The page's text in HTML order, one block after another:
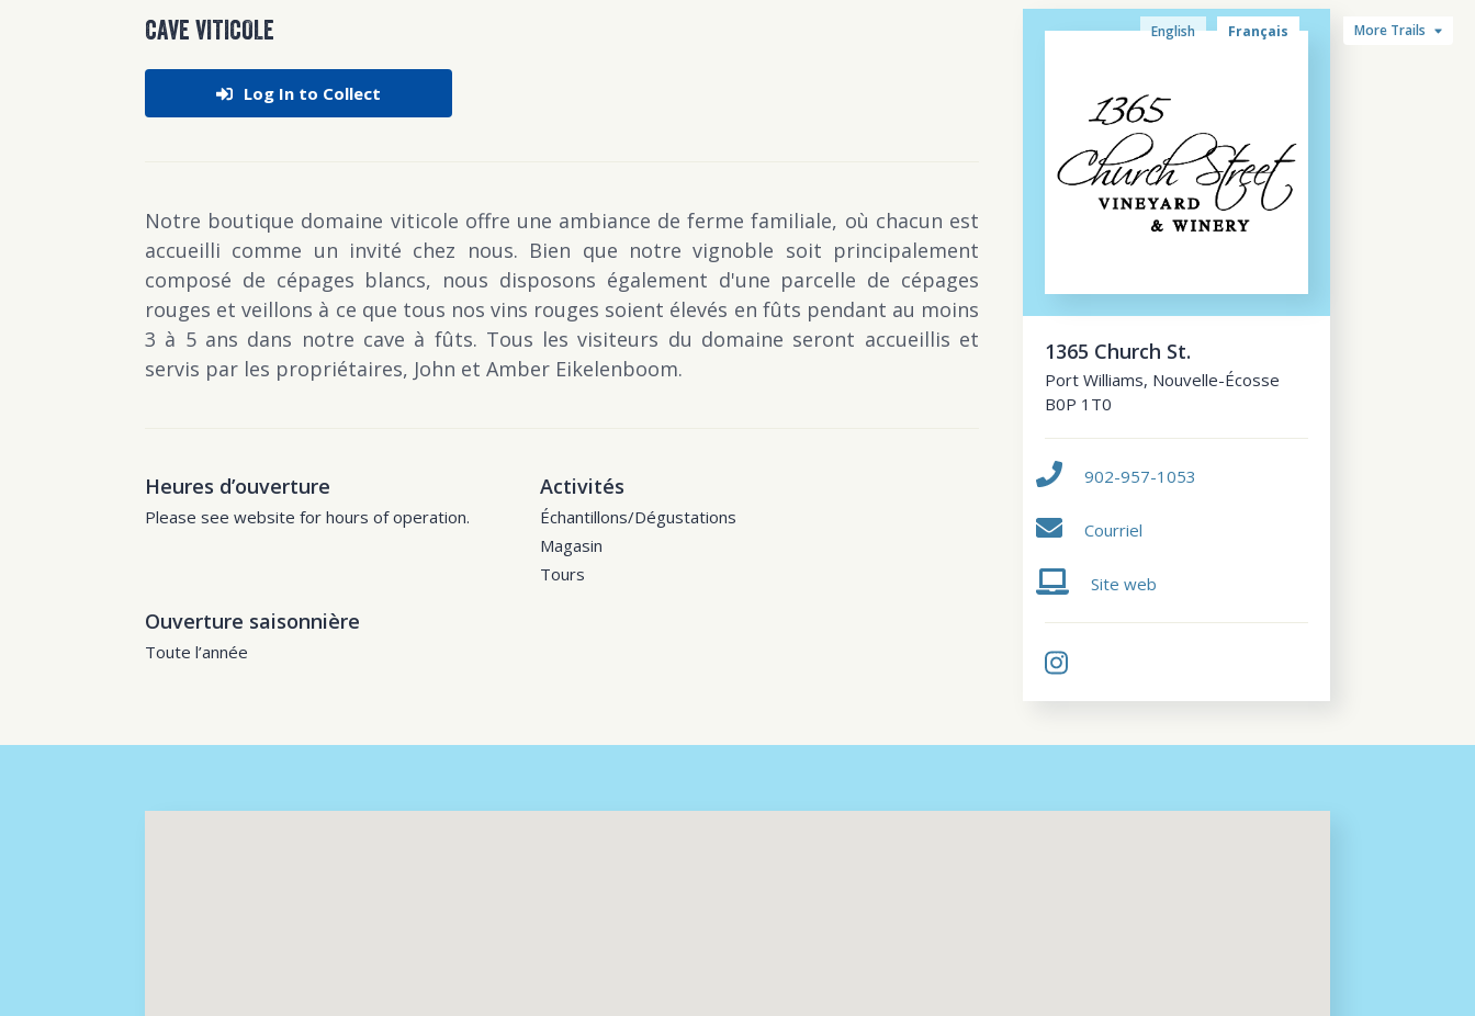
English Français More Trails
CAVE VITICOLE
Log In to Collect
1365 Church St.
Port Williams, Nouvelle-Écosse
B0P 1T0
902-957-1053
Courriel
Site web
Notre boutique domaine viticole offre une ambiance de ferme familiale, où chacun est
accueilli comme un invité chez nous. Bien que notre vignoble soit principalement
composé de cépages blancs, nous disposons également d'une parcelle de cépages
rouges et veillons à ce que tous nos vins rouges soient élevés en fûts pendant au moins
3 à 5 ans dans notre cave à fûts. Tous les visiteurs du domaine seront accueillis et
servis par les propriétaires, John et Amber Eikelenboom.
Heures d’ouverture
Please see website for hours of operation.
Activités
Échantillons/Dégustations
Magasin
Tours
Ouverture saisonnière
Toute l’année